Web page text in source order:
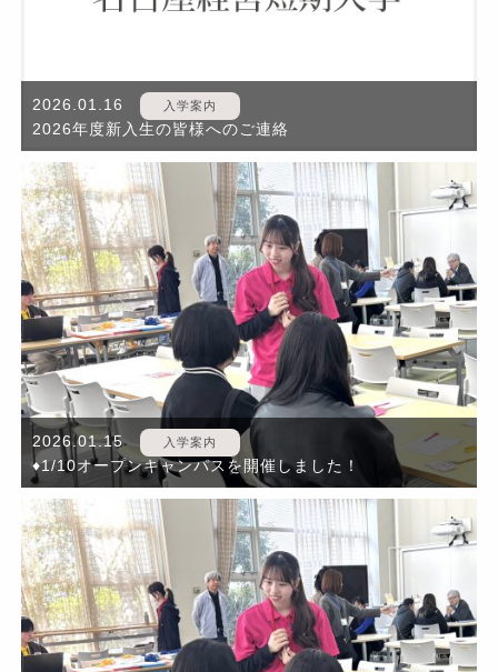
2026.01.16 入学案内
2026年度新入生の皆様へのご連絡
2026.01.15 入学案内
♦1/10オープンキャンパスを開催しました！